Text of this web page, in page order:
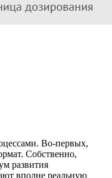
Во-первых,
Собственно,
развития
вполне реальную